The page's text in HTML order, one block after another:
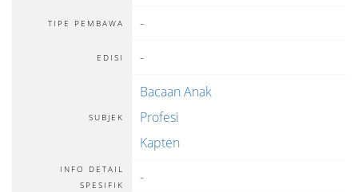
TIPE PEMBAWA -
EDISI -
SUBJEK
Bacaan Anak
Profesi
Kapten
INFO DETAIL
SPESIFIK
-